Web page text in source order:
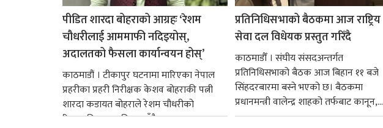
पीडित शारदा बोहराको आग्रहः ‘रेशम
चौधरीलाई आममाफी नदिइयोस्,
अदालतको फैसला कार्यान्वयन होस्’
काठमाडौं । टीकापुर घटनामा मारिएका नेपाल
प्रहरीका प्रहरी निरीक्षक केशव बोहराकी पत्नी
शारदा कडायत बोहराले रेशम चौधरीको
रिहाइप्रति असहमति जनाउँदै...
प्रतिनिधिसभाको बैठकमा आज राष्ट्रिय
सेवा दल विधेयक प्रस्तुत गरिँदै
काठमाडौँ । संघीय संसदअन्तर्गत
प्रतिनिधिसभाको बैठक आज बिहान ११ बजे
सिंहदरबारमा बस्ने भएको छ। बैठकमा
प्रधानमन्त्री वालेन्द्र शाहको तर्फबाट कानून,...